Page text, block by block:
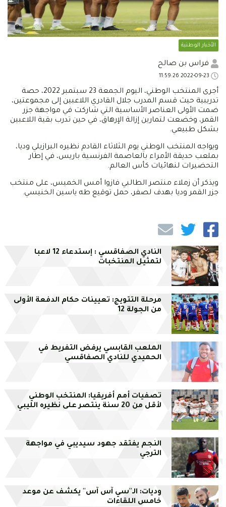
الأخبار الوطنية
فراس بن صالح
أجرى المنتخب الوطني، اليوم الجمعة 23 سبتمبر 2022، حصة
تدريبية حيث قسم المدرب جلال القادري اللاعبين إلى مجموعتين،
ضمت الأولى العناصر الأساسية التي شاركت في مواجهة جزر
القمر، وخضعت لتمارين إزالة الإرهاق، في حين تدرب بقية اللاعبين
بشكل طبيعي.
ويواجه المنتخب الوطني يوم الثلاثاء القادم نظيره البرازيلي وديا،
بملعب حديقة الأمراء بالعاصمة الفرنسية باريس، في إطار
التحضيرات لنهائيات كأس العالم.
ويذكر أن زملاء منتصر الطالبي فازوا أمس الخميس، على منتخب
جزر القمر وديا بهدف لصفر، حمل توقيع طه ياسين الخنيسي.
النادي الصفاقسي : إستدعاء 12 لاعبا
لتمثيل المنتخبات
مرحلة التتويج: تعيينات حكام الدفعة الأولى
من الجولة 12
الملعب القابسي يرفض التفريط في
الحميدي للنادي الصفاقسي
تصفيات أمم أفريقيا: المنتخب الوطني
لأقل من 20 سنة ينتصر على نظيره الليبي
النجم يفتقد جهود سيديبي في مواجهة
الترجي
وديات: الـ''سي آس آس'' يكشف عن موعد
خامس اللقاءات